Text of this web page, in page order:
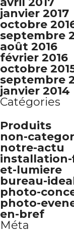
janvier 2017
octobre
septembre
août 2016
février 2016
octobre
septembre
janvier 2014
Catégories
Produits
non-
notre-actu
installation-
et-lumiere
bureau-
photo-
photo-
en-bref
Méta